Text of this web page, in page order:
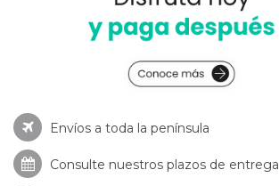
Envíos a toda la península
Consulte nuestros plazos de entrega